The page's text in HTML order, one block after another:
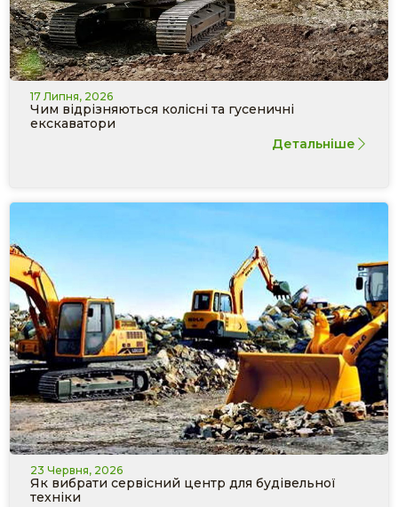
17 Липня, 2026
Чим відрізняються колісні та гусеничні
екскаватори
Детальніше
23 Червня, 2026
Як вибрати сервісний центр для будівельної
техніки